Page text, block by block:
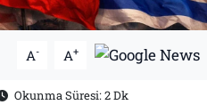
A- A+
Okunma Süresi: 2 Dk